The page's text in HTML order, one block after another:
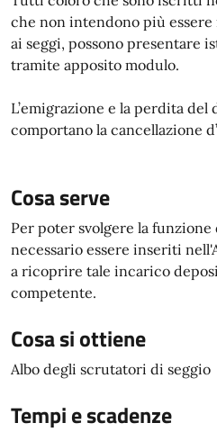
che non intendono più
ai seggi, possono presentare
tramite apposito modulo.
L’emigrazione e la perdita
comportano la cancellazione
Cosa serve
Per poter svolgere la
necessario essere inseriti
a ricoprire tale incarico
competente.
Cosa si ottiene
Albo degli scrutatori di seggio
Tempi e scadenze